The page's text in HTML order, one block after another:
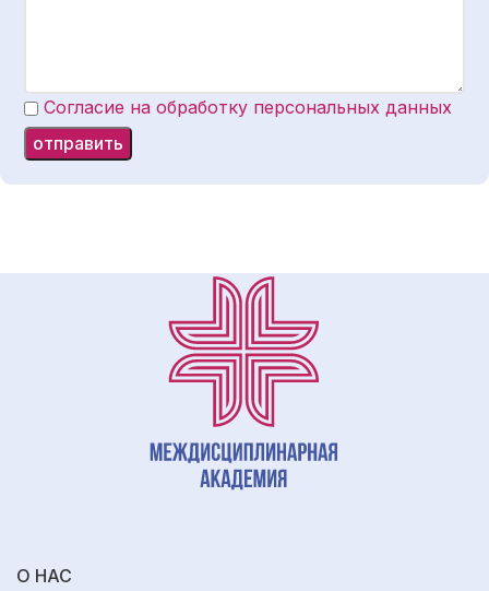
Согласие на обработку персональных данных
О НАС